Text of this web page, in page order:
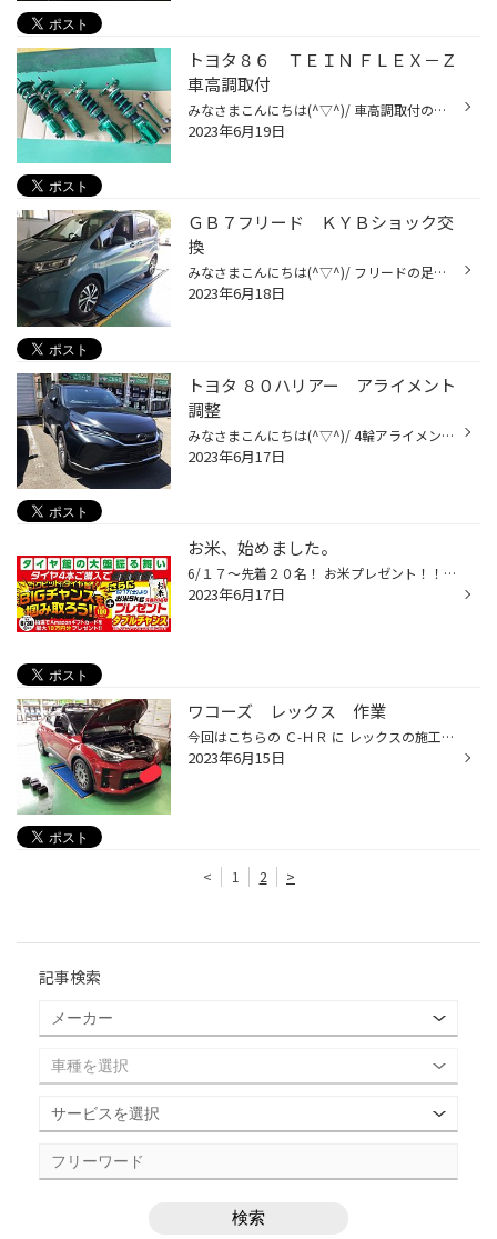
トヨタ８６ ＴＥＩＮ ＦＬＥＸ－Ｚ
車高調取付
みなさまこんにちは(^▽^)/ 車高調取付のご紹介です。 当店人気No.1のＴＥＩＮ ＦＬＥＸ－Ｚです。 全長調整式のツインチューブ１６段調整。車高ダウンによりスタビライザーが突っ張ってしまう形状の車両には全長調整式のスタビリンクが付属しています。 取付にご来店頂いた８６のお客様。タイヤホイ...
2023年6月19日
ＧＢ７フリード ＫＹＢショック交
換
みなさまこんにちは(^▽^)/ フリードの足回り交換のご紹介です。 ＧＢ７フリードＨＶでご来店のお客様。 乗り心地がソフトすぎて後ろにお子さんが乗ると酔ってしまうのを改善したいとご相談。ローダウンしてロールを抑える方法もありますが、見た目はノーマルのままがいいとのご希望でしたので、スプ...
2023年6月18日
トヨタ ８０ハリアー アライメント
調整
みなさまこんにちは(^▽^)/ 4輪アライメント調整のご紹介です。 ハンドルが曲がっているような気がして乗りずらい感じがすると相談ご来店頂いたハリアーのお客様。 下廻りをぶつけた記憶もなく、走行距離も7千キロ台とまだまだ新車に近い状態ですが、気になるならまずは測定してみましょうということ...
2023年6月17日
お米、始めました。
6/１７～先着２０名！ お米プレゼント！！ アマゾンギフトカードとダブル獲得もあり！！ タイヤ４本交換のお客様、ぜひぜひご来店ください！
2023年6月17日
ワコーズ レックス 作業
今回はこちらの Ｃ-ＨＲ に レックスの施工作業の依頼をいただきました それでは レックス を 注入していこう思います (^_-)-☆ 配管に接続しましたら、薬剤を注入していきます 今や非分解作業における究極の吸気系洗浄システムのWatch-Word（合言葉）となった“RECS”!! 作業をご希望の際はご予約が必...
2023年6月15日
< 1 2 >
記事検索